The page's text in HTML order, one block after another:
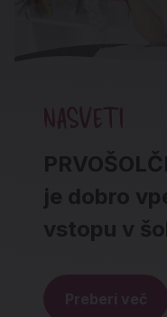
NASVETI
je dobro
vstopu v